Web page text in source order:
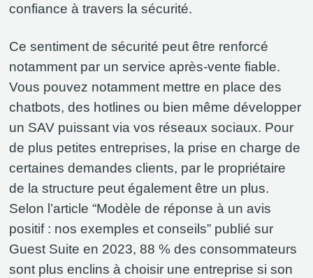
confiance à travers la sécurité.
Ce sentiment de sécurité peut être renforcé
notamment par un service après-vente fiable.
Vous pouvez notamment mettre en place des
chatbots, des hotlines ou bien même développer
un SAV puissant via vos réseaux sociaux. Pour
de plus petites entreprises, la prise en charge de
certaines demandes clients, par le propriétaire
de la structure peut également être un plus.
Selon l’article “Modèle de réponse à un avis
positif : nos exemples et conseils” publié sur
Guest Suite en 2023, 88 % des consommateurs
sont plus enclins à choisir une entreprise si son